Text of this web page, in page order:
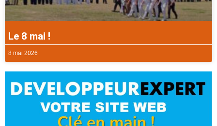
Le 8 mai !
8 mai 2026